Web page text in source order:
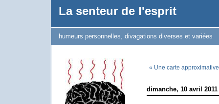
La senteur de l'esprit
humeurs personnelles, divagations diverses et variées
« Une carte
dimanche, 10 avril 2011